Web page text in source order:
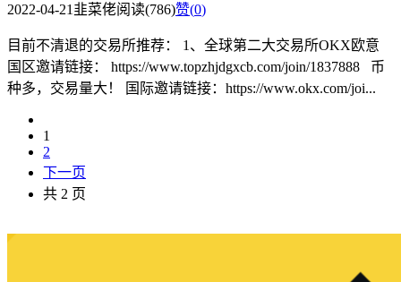
2022-04-21 韭菜佬阅读(786)赞(0)
目前不清退的交易所推荐： 1、全球第二大交易所OKX欧意
国区邀请链接： https://www.topzhjdgxcb.com/join/1837888 币
种多，交易量大！ 国际邀请链接：https://www.okx.com/joi...
1
2
下一页
共 2 页